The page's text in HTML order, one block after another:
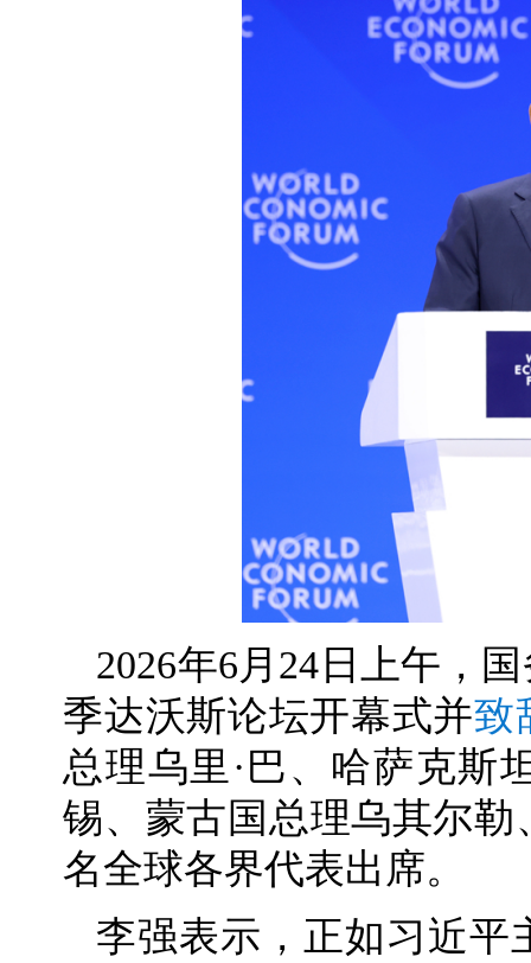
2026年6月24日上午，
季达沃斯论坛开幕式并致
总理乌里·巴、哈萨克斯
锡、蒙古国总理乌其尔勒
名全球各界代表出席。
李强表示，正如习近平